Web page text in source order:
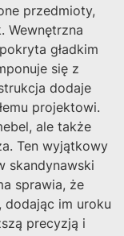
przedmioty,
Wewnętrzna
gładkim
się z
dodaje
projektowi.
ale także
Ten wyjątkowy
skandynawski
sprawia, że
dodając im uroku
precyzją i